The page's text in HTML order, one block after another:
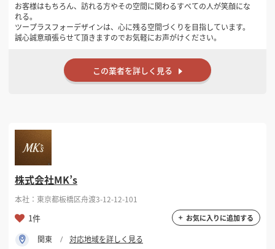
お客様はもちろん、訪れる方やその空間に関わるすべての人が笑顔にな
れる。
ツープラスフォーデザインは、心に残る空間づくりを目指しています。
誠心誠意頑張らせて頂きますのでお気軽にお声がけください。
この業者を詳しく見る
株式会社MK’s
本社：東京都板橋区舟渡3-12-12-101
1件 お気に入りに追加する
関東
対応地域を詳しく見る